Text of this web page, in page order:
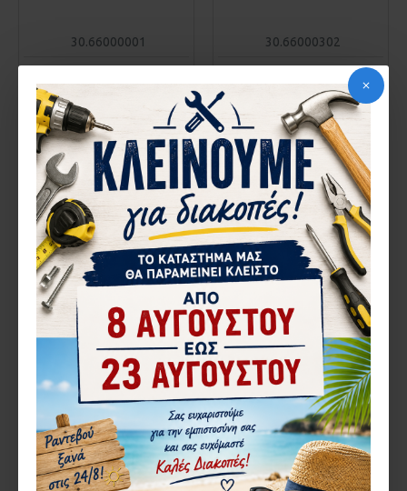
30.66000001
1,83€
ΚΑΛΆΘΙ
Αγορά
30.66000302
ΛΑΜΑΚΙ ΠΟΛΥΑΜΙΔΙΟ S300
ΓΑΝΤΖΟΥ 660-00-302-00
2,62€
ΚΑΛΆΘΙ
Αγορά
35.10581
ΛΑΣΤΙΧΟ ΦΟΥΣΚΑ
MO60.TRE PROFIS ΚΟΚΚΙΝΗ
ΠΛΑΤΗ ΣΕ ΡΟΛΟ ΤΩΝ 200Μ/
ΤΙΜΗ ΜΕΤΡΟΥ
1-3 ΗΜΈΡΕΣ
1101.108
ΡΑΟΥΛΟ ALUMIL ΔΙΠΛΟ
GIOTI
3,68€